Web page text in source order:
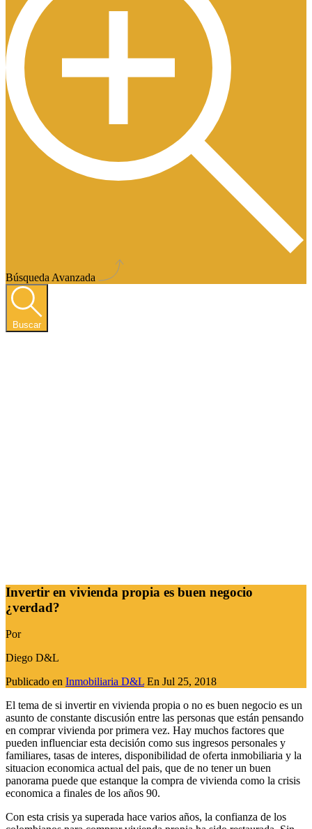
Búsqueda Avanzada
Buscar
Invertir en vivienda propia es buen negocio
¿verdad?
Por
Diego D&L
Publicado en Inmobiliaria D&L En Jul 25, 2018
El tema de si invertir en vivienda propia o no es buen negocio es un
asunto de constante discusión entre las personas que están pensando
en comprar vivienda por primera vez. Hay muchos factores que
pueden influenciar esta decisión como sus ingresos personales y
familiares, tasas de interes, disponibilidad de oferta inmobiliaria y la
situacion economica actual del pais, que de no tener un buen
panorama puede que estanque la compra de vivienda como la crisis
economica a finales de los años 90.
Con esta crisis ya superada hace varios años, la confianza de los